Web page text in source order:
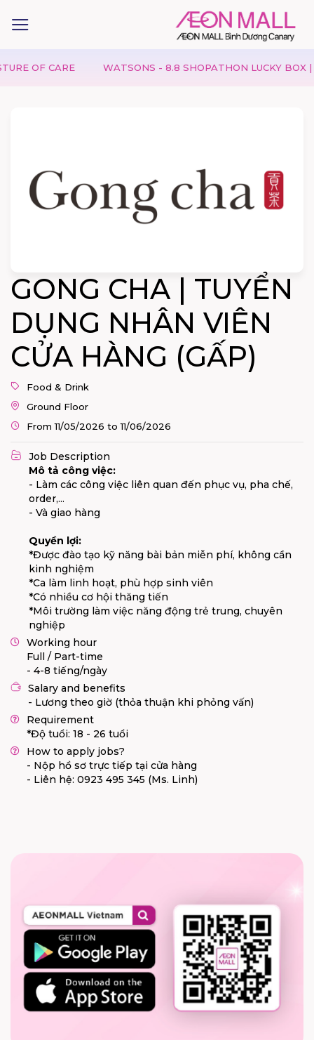
OF CARE WATSONS - 8.8 SHOPATHON LUCKY BOX |
GONG CHA | TUYỂN
DỤNG NHÂN VIÊN
CỬA HÀNG (GẤP)
Food & Drink
Ground Floor
From 11/05/2026 to 11/06/2026
Job Description
Mô tả công việc:
- Làm các công việc liên quan đến phục vụ, pha chế,
order,...
- Và giao hàng
Quyền lợi:
*Được đào tạo kỹ năng bài bản miễn phí, không cần
kinh nghiệm
*Ca làm linh hoạt, phù hợp sinh viên
*Có nhiều cơ hội thăng tiến
*Môi trường làm việc năng động trẻ trung, chuyên
nghiệp
Working hour
Full / Part-time
- 4-8 tiếng/ngày
Salary and benefits
- Lương theo giờ (thỏa thuận khi phỏng vấn)
Requirement
*Độ tuổi: 18 - 26 tuổi
How to apply jobs?
- Nộp hồ sơ trực tiếp tại cửa hàng
- Liên hệ: 0923 495 345 (Ms. Linh)